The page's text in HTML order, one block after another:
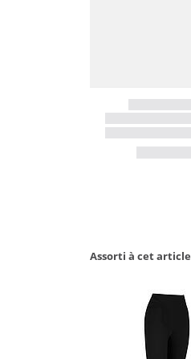
Assorti à cet article